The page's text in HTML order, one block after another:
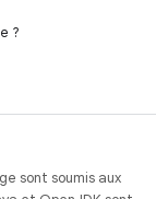
?
sont soumis aux